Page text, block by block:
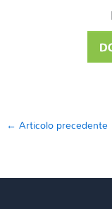
← Articolo precedente